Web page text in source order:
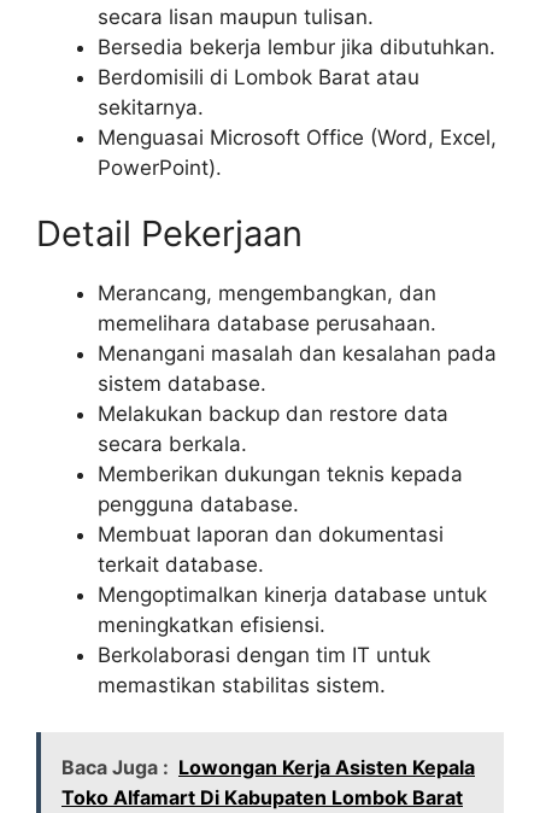
secara lisan maupun tulisan.
Bersedia bekerja lembur jika dibutuhkan.
Berdomisili di Lombok Barat atau
sekitarnya.
Menguasai Microsoft Office (Word, Excel,
PowerPoint).
Detail Pekerjaan
Merancang, mengembangkan, dan
memelihara database perusahaan.
Menangani masalah dan kesalahan pada
sistem database.
Melakukan backup dan restore data
secara berkala.
Memberikan dukungan teknis kepada
pengguna database.
Membuat laporan dan dokumentasi
terkait database.
Mengoptimalkan kinerja database untuk
meningkatkan efisiensi.
Berkolaborasi dengan tim IT untuk
memastikan stabilitas sistem.
Baca Juga : Lowongan Kerja Asisten Kepala
Toko Alfamart Di Kabupaten Lombok Barat